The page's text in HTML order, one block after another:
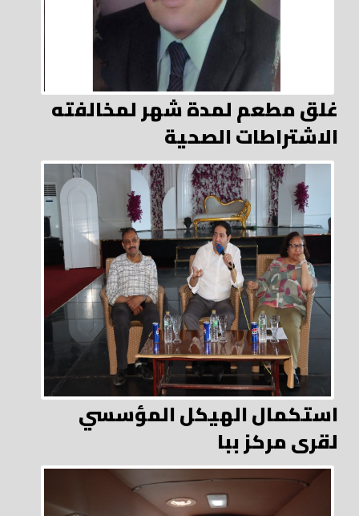
غلق مطعم لمدة شهر لمخالفته
الاشتراطات الصحية
استكمال الهيكل المؤسسي
لقرى مركز ببا